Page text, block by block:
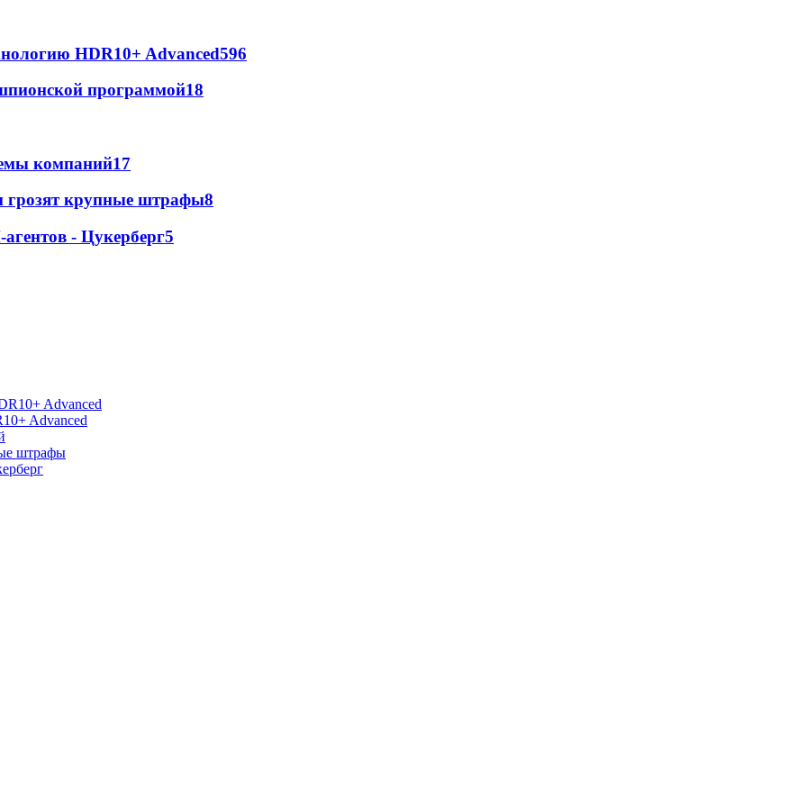
HDR10+ Advanced596
программой18
компаний17
грозят крупные штрафы8
- Цукерберг5
Advanced
штрафы